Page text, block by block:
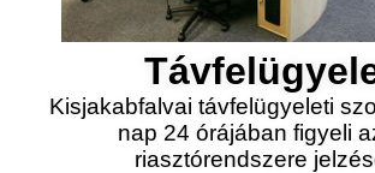
Kisjakabfalvai távfelügyeleti
nap 24 órájában figyeli
riasztórendszere